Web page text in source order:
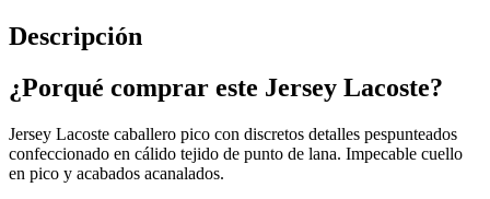
Descripción
¿Porqué comprar este Jersey Lacoste?
Jersey Lacoste caballero pico con discretos detalles pespunteados
confeccionado en cálido tejido de punto de lana. Impecable cuello
en pico y acabados acanalados.